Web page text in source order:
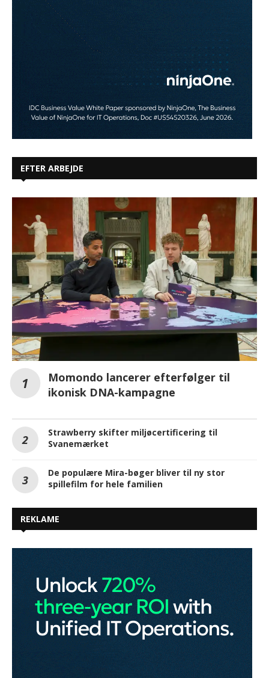
EFTER ARBEJDE
Momondo lancerer efterfølger til
ikonisk DNA-kampagne
Strawberry skifter miljøcertificering til
Svanemærket
De populære Mira-bøger bliver til ny stor
spillefilm for hele familien
REKLAME